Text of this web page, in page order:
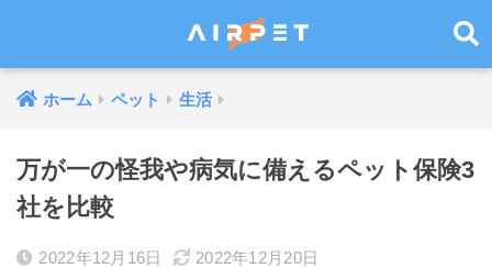
ホーム ペット 生活
万が一の怪我や病気に備えるペット保険3
社を比較
2022年12月16日 2022年12月20日